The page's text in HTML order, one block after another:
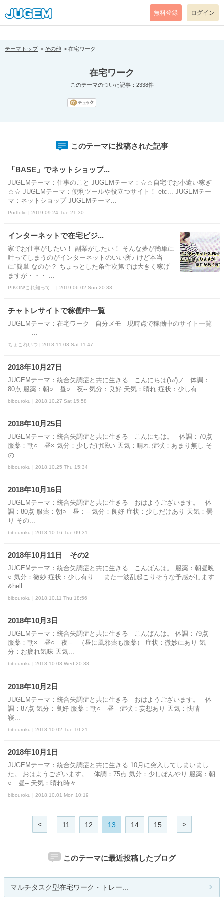
[pear_error: message="Success" code=0 mode=return level=notice
prefix="" info=""]
無料登録 ログイン
テーマトップ その他 在宅ワーク
在宅ワーク
このテーマのついた記事：2338件
このテーマに投稿された記事
「BASE」でネットショップ...
JUGEMテーマ：仕事のこと JUGEMテーマ：☆☆自宅でお小遣い稼ぎ
☆☆ JUGEMテーマ：便利ツールや役立つサイト！ etc... JUGEMテー
マ：ネットショップ JUGEMテーマ...
Portfolio | 2019.09.24 Tue 21:30
インターネットで在宅ビジ...
家でお仕事がしたい！ 副業がしたい！ そんな夢が簡単に
叶ってしまうのがインターネットのいい所♪ けど本当
に“簡単”なのか？ ちょっとした条件次第では大きく稼げ
ますが・・・ ...
PIKON!これ知って... | 2019.06.02 Sun 20:33
チャトレサイトで稼働中一覧
JUGEMテーマ：在宅ワーク 自分メモ 現時点で稼働中のサイト一覧
ちょこれいつ | 2018.11.03 Sat 11:47
2018年10月27日
JUGEMテーマ：統合失調症と共に生きる こんにちは('ω')ノ 体調：
80点 服薬：朝○ 昼○ 夜‐‐ 気分：良好 天気：晴れ 症状：少し有...
bibouroku | 2018.10.27 Sat 15:58
2018年10月25日
JUGEMテーマ：統合失調症と共に生きる こんにちは。 体調：70点
服薬：朝○ 昼× 気分：少しだけ眠い 天気：晴れ 症状：あまり無し そ
の...
bibouroku | 2018.10.25 Thu 15:34
2018年10月16日
JUGEMテーマ：統合失調症と共に生きる おはようございます。 体
調：80点 服薬：朝○ 昼：-- 気分：良好 症状：少しだけあり 天気：曇
り その...
bibouroku | 2018.10.16 Tue 09:31
2018年10月11日 その2
JUGEMテーマ：統合失調症と共に生きる こんばんは。 服薬：朝昼晩
○ 気分：微妙 症状：少し有り また一波乱起こりそうな予感がします
&hell...
bibouroku | 2018.10.11 Thu 18:56
2018年10月3日
JUGEMテーマ：統合失調症と共に生きる こんばんは。 体調：79点
服薬：朝× 昼○ 夜‐‐ （昼に風邪薬も服薬） 症状：微妙にあり 気
分：お疲れ気味 天気...
bibouroku | 2018.10.03 Wed 20:38
2018年10月2日
JUGEMテーマ：統合失調症と共に生きる おはようございます。 体
調：87点 気分：良好 服薬：朝○ 昼‐‐ 症状：妄想あり 天気：快晴
寝...
bibouroku | 2018.10.02 Tue 10:21
2018年10月1日
JUGEMテーマ：統合失調症と共に生きる 10月に突入してしまいまし
た。 おはようございます。 体調：75点 気分：少しぼんやり 服薬：朝
○ 昼‐‐ 天気：晴れ時々...
bibouroku | 2018.10.01 Mon 10:19
< 11 12 13 14 15 >
このテーマに最近投稿したブログ
マルチタスク型在宅ワーク・トレー...